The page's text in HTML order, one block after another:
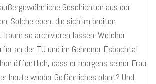
Geschichten aus der
Solche eben, die sich im breiten
so archivieren lassen. Welcher
an der TU und im Gehrener Esbachtal
öffentlich, dass er morgens seiner Frau
heute wieder Gefährliches plant? Und